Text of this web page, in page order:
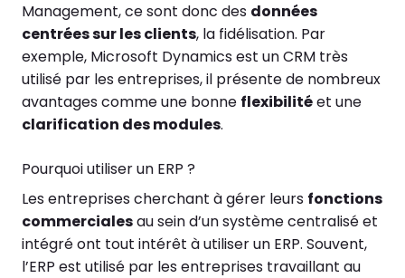
Management, ce sont donc des données
centrées sur les clients, la fidélisation. Par
exemple, Microsoft Dynamics est un CRM très
utilisé par les entreprises, il présente de nombreux
avantages comme une bonne flexibilitéet une
clarification des modules.
Pourquoi utiliser un ERP ?
Les entreprises cherchant à gérer leurs fonctions
commercialesau sein d’un système centralisé et
intégré ont tout intérêt à utiliser un ERP. Souvent,
l’ERP est utilisé par les entreprises travaillant au